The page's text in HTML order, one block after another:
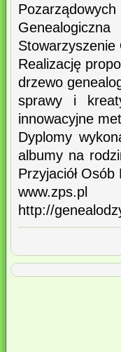
Realizację
drzewo
sprawy i
innowacyjne
Dyplomy
albumy na
Przyjaciół
www.zps.pl
http://